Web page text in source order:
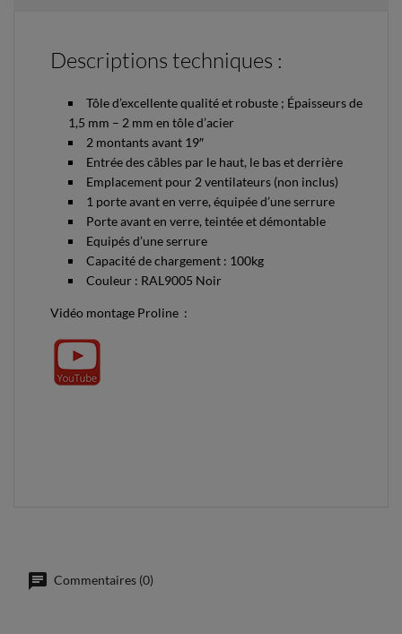
Descriptions techniques :
Tôle d’excellente qualité et robuste ; Épaisseurs de
1,5 mm – 2 mm en tôle d’acier
2 montants avant 19″
Entrée des câbles par le haut, le bas et derrière
Emplacement pour 2 ventilateurs (non inclus)
1 porte avant en verre, équipée d’une serrure
Porte avant en verre, teintée et démontable
Equipés d’une serrure
Capacité de chargement : 100kg
Couleur : RAL9005 Noir
Vidéo montage Proline :
Commentaires (0)